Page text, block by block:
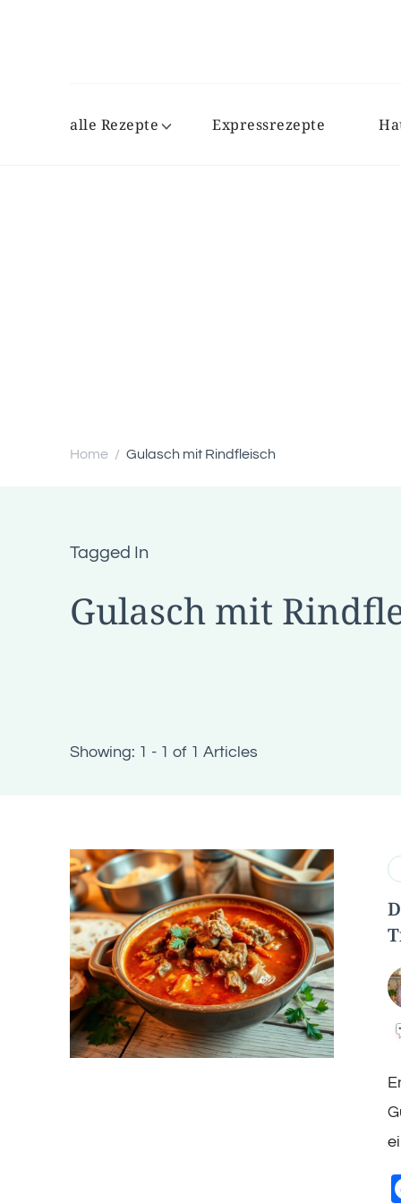
alle Rezepte Expressrezepte
Home / Gulasch mit Rindfleisch
Tagged In
Gulasch mit
Showing: 1 - 1 of 1 Articles